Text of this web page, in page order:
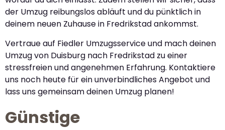
der Umzug reibungslos abläuft und du pünktlich in
deinem neuen Zuhause in Fredrikstad ankommst.
Vertraue auf Fiedler Umzugsservice und mach deinen
Umzug von Duisburg nach Fredrikstad zu einer
stressfreien und angenehmen Erfahrung. Kontaktiere
uns noch heute für ein unverbindliches Angebot und
lass uns gemeinsam deinen Umzug planen!
Günstige